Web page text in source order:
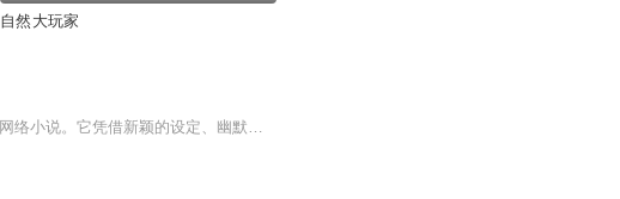
自然大玩家
《综网大玩家》是一部融合了 “无限流”、“修真、现代都市、搞笑” 等元素的优秀网络小说。它凭借新颖的设定、幽默的文风、鲜明的人物和紧凑的情节，成功塑造了一个主角在多元宇宙中不断成长、探索的精彩故事。目前剧情正处在主角疗伤、提升实力并即将...